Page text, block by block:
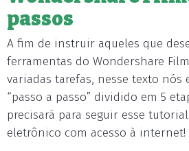
passos
A fim de instruir aqueles que
ferramentas do Wondershare
variadas tarefas, nesse texto nós
“passo a passo” dividido em 5
precisará para seguir esse
eletrônico com acesso à internet!